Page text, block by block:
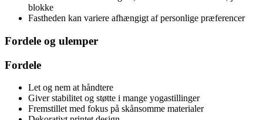
blokke
Fastheden kan variere afhængigt af personlige præferencer
Fordele og ulemper
Fordele
Let og nem at håndtere
Giver stabilitet og støtte i mange yogastillinger
Fremstillet med fokus på skånsomme materialer